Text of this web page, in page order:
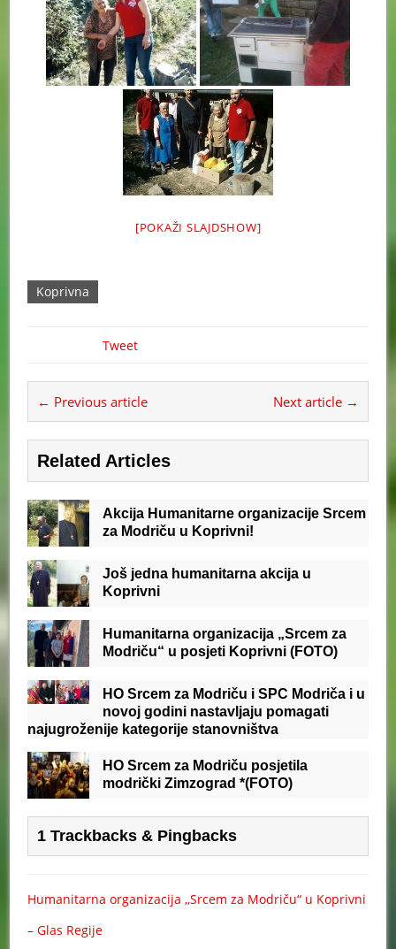
[POKAŽI SLAJDSHOW]
Koprivna
Tweet
← Previous article Next article →
Related Articles
Akcija Humanitarne organizacije Srcem
za Modriču u Koprivni!
Još jedna humanitarna akcija u
Koprivni
Humanitarna organizacija „Srcem za
Modriču“ u posjeti Koprivni (FOTO)
HO Srcem za Modriču i SPC Modriča i u
novoj godini nastavljaju pomagati
najugroženije kategorije stanovništva
HO Srcem za Modriču posjetila
modrički Zimzograd *(FOTO)
1 Trackbacks & Pingbacks
Humanitarna organizacija ,,Srcem za Modriču“ u Koprivni
– Glas Regije